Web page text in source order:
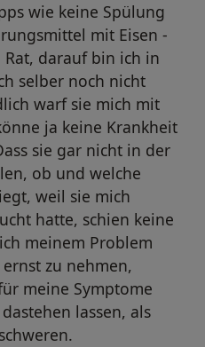
wie keine Spülung
mit Eisen -
darauf bin ich in
selber noch nicht
warf sie mich mit
ja keine Krankheit
sie gar nicht in der
ob und welche
weil sie mich
hatte, schien keine
meinem Problem
zu nehmen,
meine Symptome
lassen, als